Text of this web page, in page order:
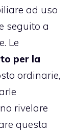
ad uso
seguito a
Le
per la
ordinarie,
rivelare
questa